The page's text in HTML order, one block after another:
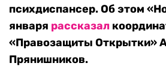
психдиспансер. Об этом
января рассказал
«Правозащиты Открытки»
Прянишников.